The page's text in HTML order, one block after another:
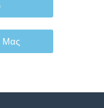
Μας